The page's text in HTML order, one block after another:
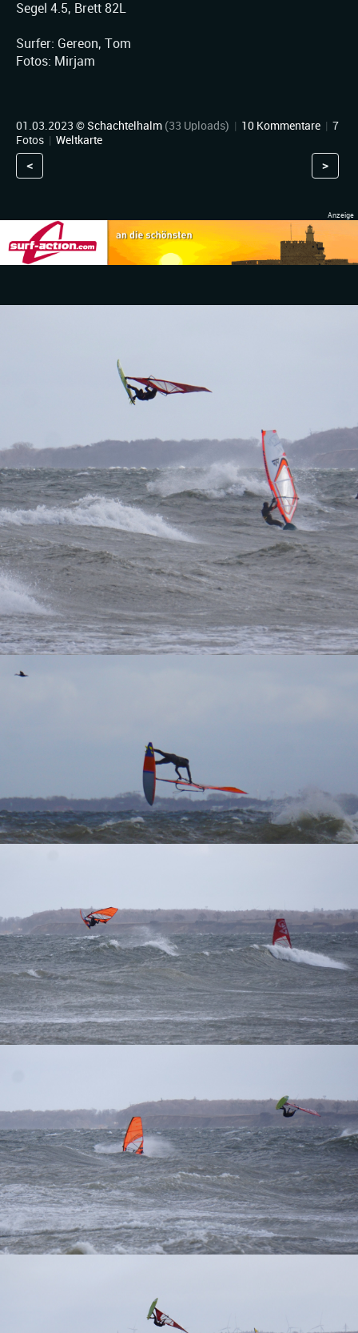
Segel 4.5, Brett 82L
Surfer: Gereon, Tom
Fotos: Mirjam
01.03.2023 ©Schachtelhalm (33 Uploads) | 10 Kommentare | 7
Fotos | Weltkarte
< >